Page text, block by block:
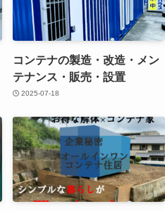
コンテナの製造・改造・メン
テナンス・販売・設置
2025-07-18